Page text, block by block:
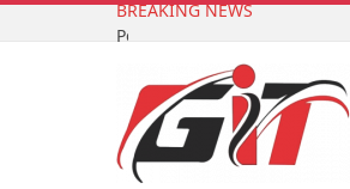
BREAKING NEWS
Pemanfaatan Limbah